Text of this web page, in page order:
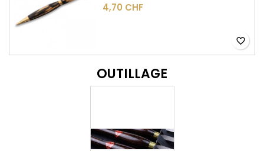
4,70 CHF
favorite_border
OUTILLAGE